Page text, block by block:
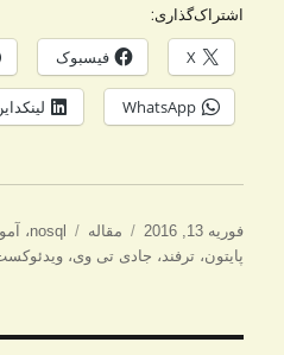
اشتراک‌گذاری:
X فیسبوک
WhatsApp
ارسال
شده
فوریه 13, 2016 دسته‌ها
مقاله برچسب‌ها
nosql،
پایتون، ترفند، جادی تی وی،